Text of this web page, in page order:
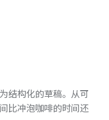
结构化的草稿。从可
比冲泡咖啡的时间还